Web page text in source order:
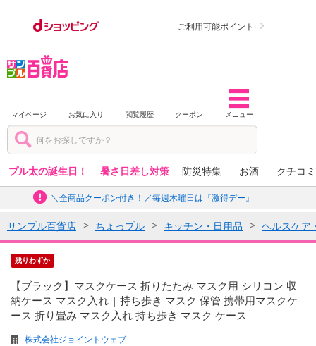
ご利用可能ポイント
マイページ お気に入り 閲覧履歴 クーポン メニュー
プル太の誕生日！ 暑さ日差し対策 防災特集 お酒 クチコ
＼全商品クーポン付き！／毎週木曜日は『激得デー』
サンプル百貨店 ちょっプル キッチン・日用品 ヘルスケア
残りわずか
【ブラック】マスクケース 折りたたみ マスク用 シリコン 収
納ケース マスク入れ | 持ち歩き マスク 保管 携帯用マスクケ
ース 折り畳み マスク入れ 持ち歩き マスク ケース
株式会社ジョイントウェブ